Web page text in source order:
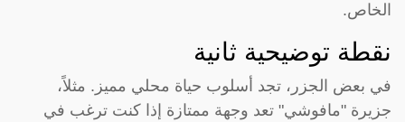
الخاص.
نقطة توضيحية ثانية
في بعض الجزر، تجد أسلوب حياة محلي مميز. مثلاً،
جزيرة "مافوشي" تعد وجهة ممتازة إذا كنت ترغب في